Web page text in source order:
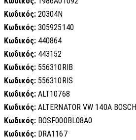
Κωδικός: 20304N
Κωδικός: 305925140
Κωδικός: 440864
Κωδικός: 443152
Κωδικός: 556310RIB
Κωδικός: 556310RIS
Κωδικός: ALT10768
Κωδικός: ALTERNATOR VW 140A BOSCH
Κωδικός: BOSF000BL08A0
Κωδικός: DRA1167